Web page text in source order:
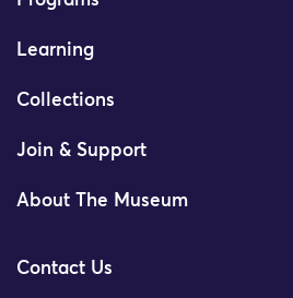
Learning
Collections
Join & Support
About The Museum
Contact Us